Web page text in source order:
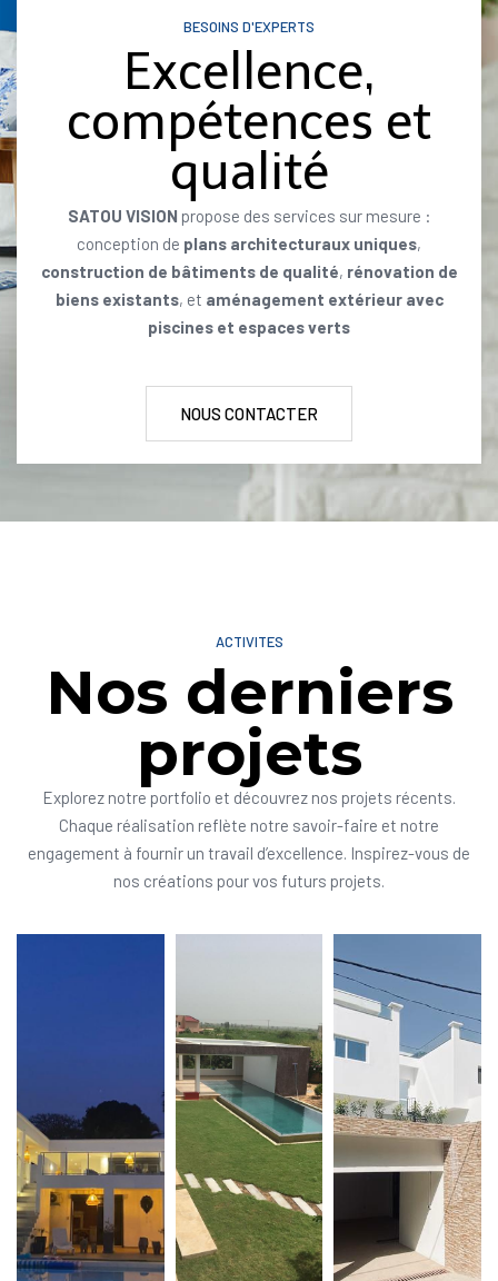
BESOINS D'EXPERTS
Excellence,
compétences et
qualité
SATOU VISION propose des services sur mesure :
conception de plans architecturaux uniques,
construction de bâtiments de qualité, rénovation de
biens existants, et aménagement extérieur avec
piscines et espaces verts
NOUS CONTACTER
ACTIVITES
Nos derniers
projets
Explorez notre portfolio et découvrez nos projets récents.
Chaque réalisation reflète notre savoir-faire et notre
engagement à fournir un travail d’excellence. Inspirez-vous de
nos créations pour vos futurs projets.